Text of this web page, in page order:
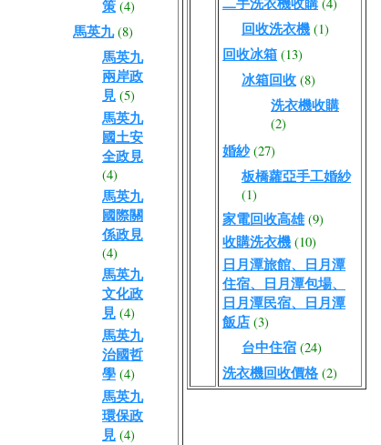
策 (4)
馬英九 (8)
馬英九
兩岸政
見 (5)
馬英九
國土安
全政見
(4)
馬英九
國際關
係政見
(4)
馬英九
文化政
見 (4)
馬英九
治國哲
學 (4)
馬英九
環保政
見 (4)
回收洗衣機 (1)
回收冰箱 (13)
冰箱回收 (8)
洗衣機收購
(2)
婚紗 (27)
板橋蘿亞手工婚紗
(1)
家電回收高雄 (9)
收購洗衣機 (10)
日月潭旅館、日月潭
住宿、日月潭包場、
日月潭民宿、日月潭
飯店 (3)
台中住宿 (24)
洗衣機回收價格 (2)